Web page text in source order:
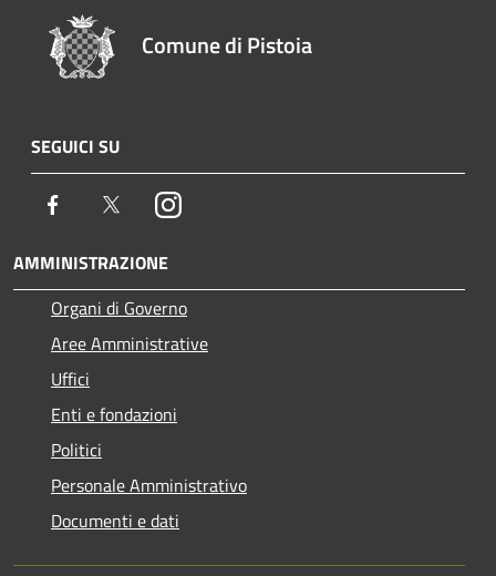
Comune di Pistoia
SEGUICI SU
Facebook TwitterInstagram
AMMINISTRAZIONE
Organi di Governo
Aree Amministrative
Uffici
Enti e fondazioni
Politici
Personale Amministrativo
Documenti e dati